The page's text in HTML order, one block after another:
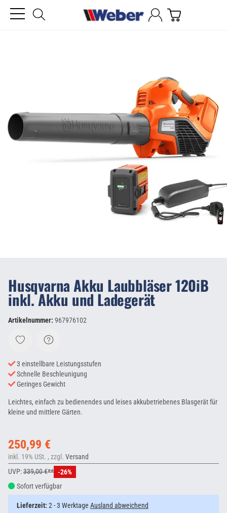
Husqvarna Akku Laubbläser 120iB
inkl. Akku und Ladegerät
Artikelnummer: 967976102
3 einstellbare Leistungsstufen
Schnelle Beschleunigung
Geringes Gewicht
Leichtes, einfach zu bedienendes und leises akkubetriebenes Blasgerät für
kleine und mittlere Gärten.
250,99 €
inkl. 19% USt. , zzgl. Versand
UVP:339,00 €** -26%
Sofort verfügbar
Lieferzeit: 2 - 3 Werktage Ausland abweichend